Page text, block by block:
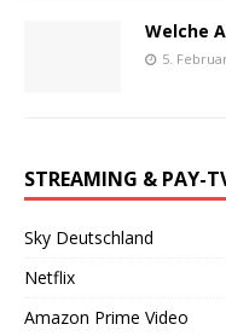
Welche
5.
STREAMING & PAY-
Sky Deutschland
Netflix
Amazon Prime Video